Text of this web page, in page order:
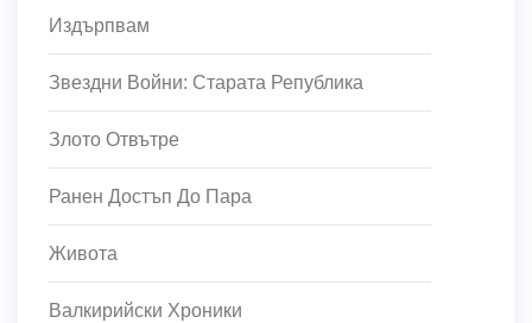
Издърпвам
Звездни Войни: Старата Република
Злото Отвътре
Ранен Достъп До Пара
Живота
Валкирийски Хроники